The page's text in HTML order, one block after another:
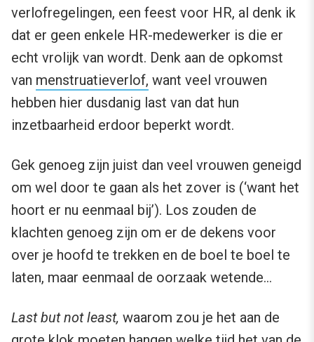
verlofregelingen, een feest voor HR, al denk ik
dat er geen enkele HR-medewerker is die er
echt vrolijk van wordt. Denk aan de opkomst
van menstruatieverlof, want veel vrouwen
hebben hier dusdanig last van dat hun
inzetbaarheid erdoor beperkt wordt.
Gek genoeg zijn juist dan veel vrouwen geneigd
om wel door te gaan als het zover is (‘want het
hoort er nu eenmaal bij’). Los zouden de
klachten genoeg zijn om er de dekens voor
over je hoofd te trekken en de boel te boel te
laten, maar eenmaal de oorzaak wetende…
Last but not least, waarom zou je het aan de